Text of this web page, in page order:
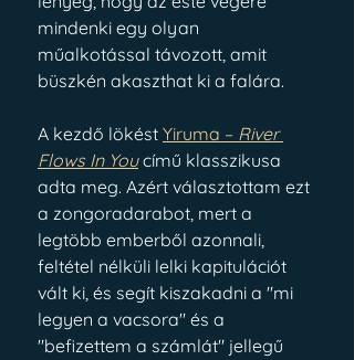
mindenki egy olyan
műalkotással távozott, amit
büszkén akaszthat ki a falára.
A kezdő lökést Yiruma – River
Flows In You című klasszikusa
adta meg. Azért választottam ezt
a zongoradarabot, mert a
legtöbb emberből azonnali,
feltétel nélküli lelki kapitulációt
vált ki, és segít kiszakadni a "mi
legyen a vacsora" és a
"befizettem a számlát" jellegű